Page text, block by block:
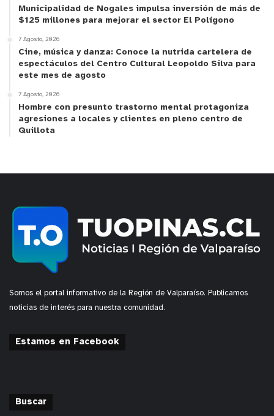
Municipalidad de Nogales impulsa inversión de más de
$125 millones para mejorar el sector El Polígono
7 Agosto, 2026
Cine, música y danza: Conoce la nutrida cartelera de
espectáculos del Centro Cultural Leopoldo Silva para
este mes de agosto
7 Agosto, 2026
Hombre con presunto trastorno mental protagoniza
agresiones a locales y clientes en pleno centro de
Quillota
Somos el portal informativo de la Región de Valparaíso. Publicamos
noticias de interés para nuestra comunidad.
Estamos en Facebook
Buscar